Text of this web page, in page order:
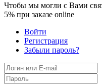
Чтобы мы могли с Вами
5% при заказе online
Войти
Регистрация
Забыли пароль?